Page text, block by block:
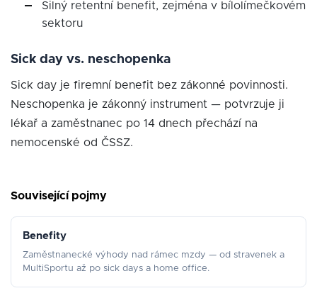
Silný retentní benefit, zejména v bílolímečkovém
sektoru
Sick day vs. neschopenka
Sick day je firemní benefit bez zákonné povinnosti.
Neschopenka je zákonný instrument — potvrzuje ji
lékař a zaměstnanec po 14 dnech přechází na
nemocenské od ČSSZ.
Související pojmy
Benefity
Zaměstnanecké výhody nad rámec mzdy — od stravenek a
MultiSportu až po sick days a home office.